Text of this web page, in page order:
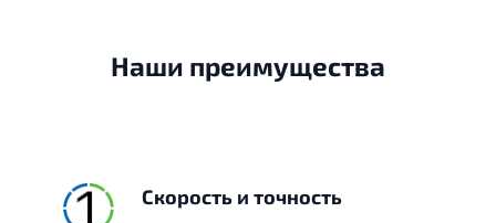
Наши преимущества
Скорость и точность